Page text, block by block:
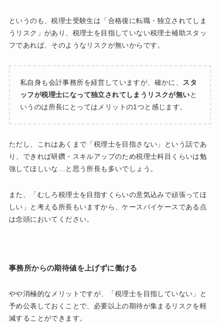
というのも、税理士受験生は「合格後に転職・独立されてしま
うリスク」があり、税理士を目指していない税理士補助スタッ
フであれば、そのようなリスクが無いからです。
私自身も会計事務所を経営していますが、確かに、 スタ
ッフが税理士になって独立されてしまうリスクが無いと
いうのは所長にとってはメリットの1つと感じます。
ただし、これはあくまで「税理士を目指さない」という話であ
り、できれば研鑽・スキルアップのため税理士科目くらいは勉
強してほしいな…と思う所長も多いでしょう。
また、「むしろ税理士を目指すくらいの意気込みで頑張ってほ
しい」と考える所長もいますから、ケースバイケースである点
は念頭においてください。
事務所からの期待値を上げずに働ける
やや消極的なメリットですが、「税理士を目指していない」と
予め公表しておくことで、必要以上の期待が集まるリスクを軽
減することができます。